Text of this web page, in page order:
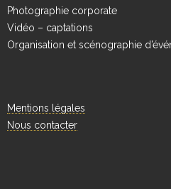
Photographie corporate
Vidéo – captations
Organisation et scénographie
Mentions légales
Nous contacter